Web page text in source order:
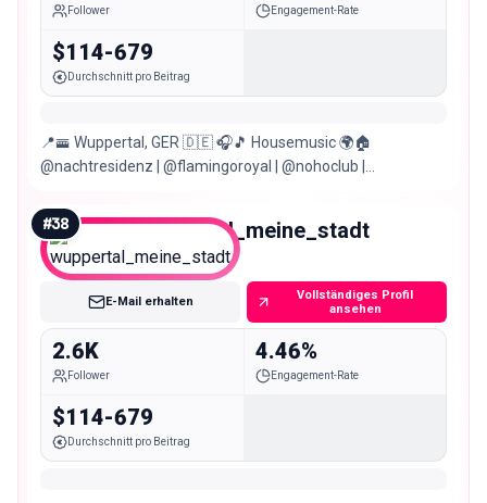
Follower Engagement-Rate
$114-679
Durchschnitt pro Beitrag
📍🚟 Wuppertal, GER 🇩🇪 🎧🎵 Housemusic 🌍🏠
@nachtresidenz | @flamingoroyal | @nohoclub |
#38 wuppertal_meine_stadt
Nano
E-Mail erhalten
Vollständiges Profil
ansehen
2.6K
Follower
4.46%
Engagement-Rate
$114-679
Durchschnitt pro Beitrag